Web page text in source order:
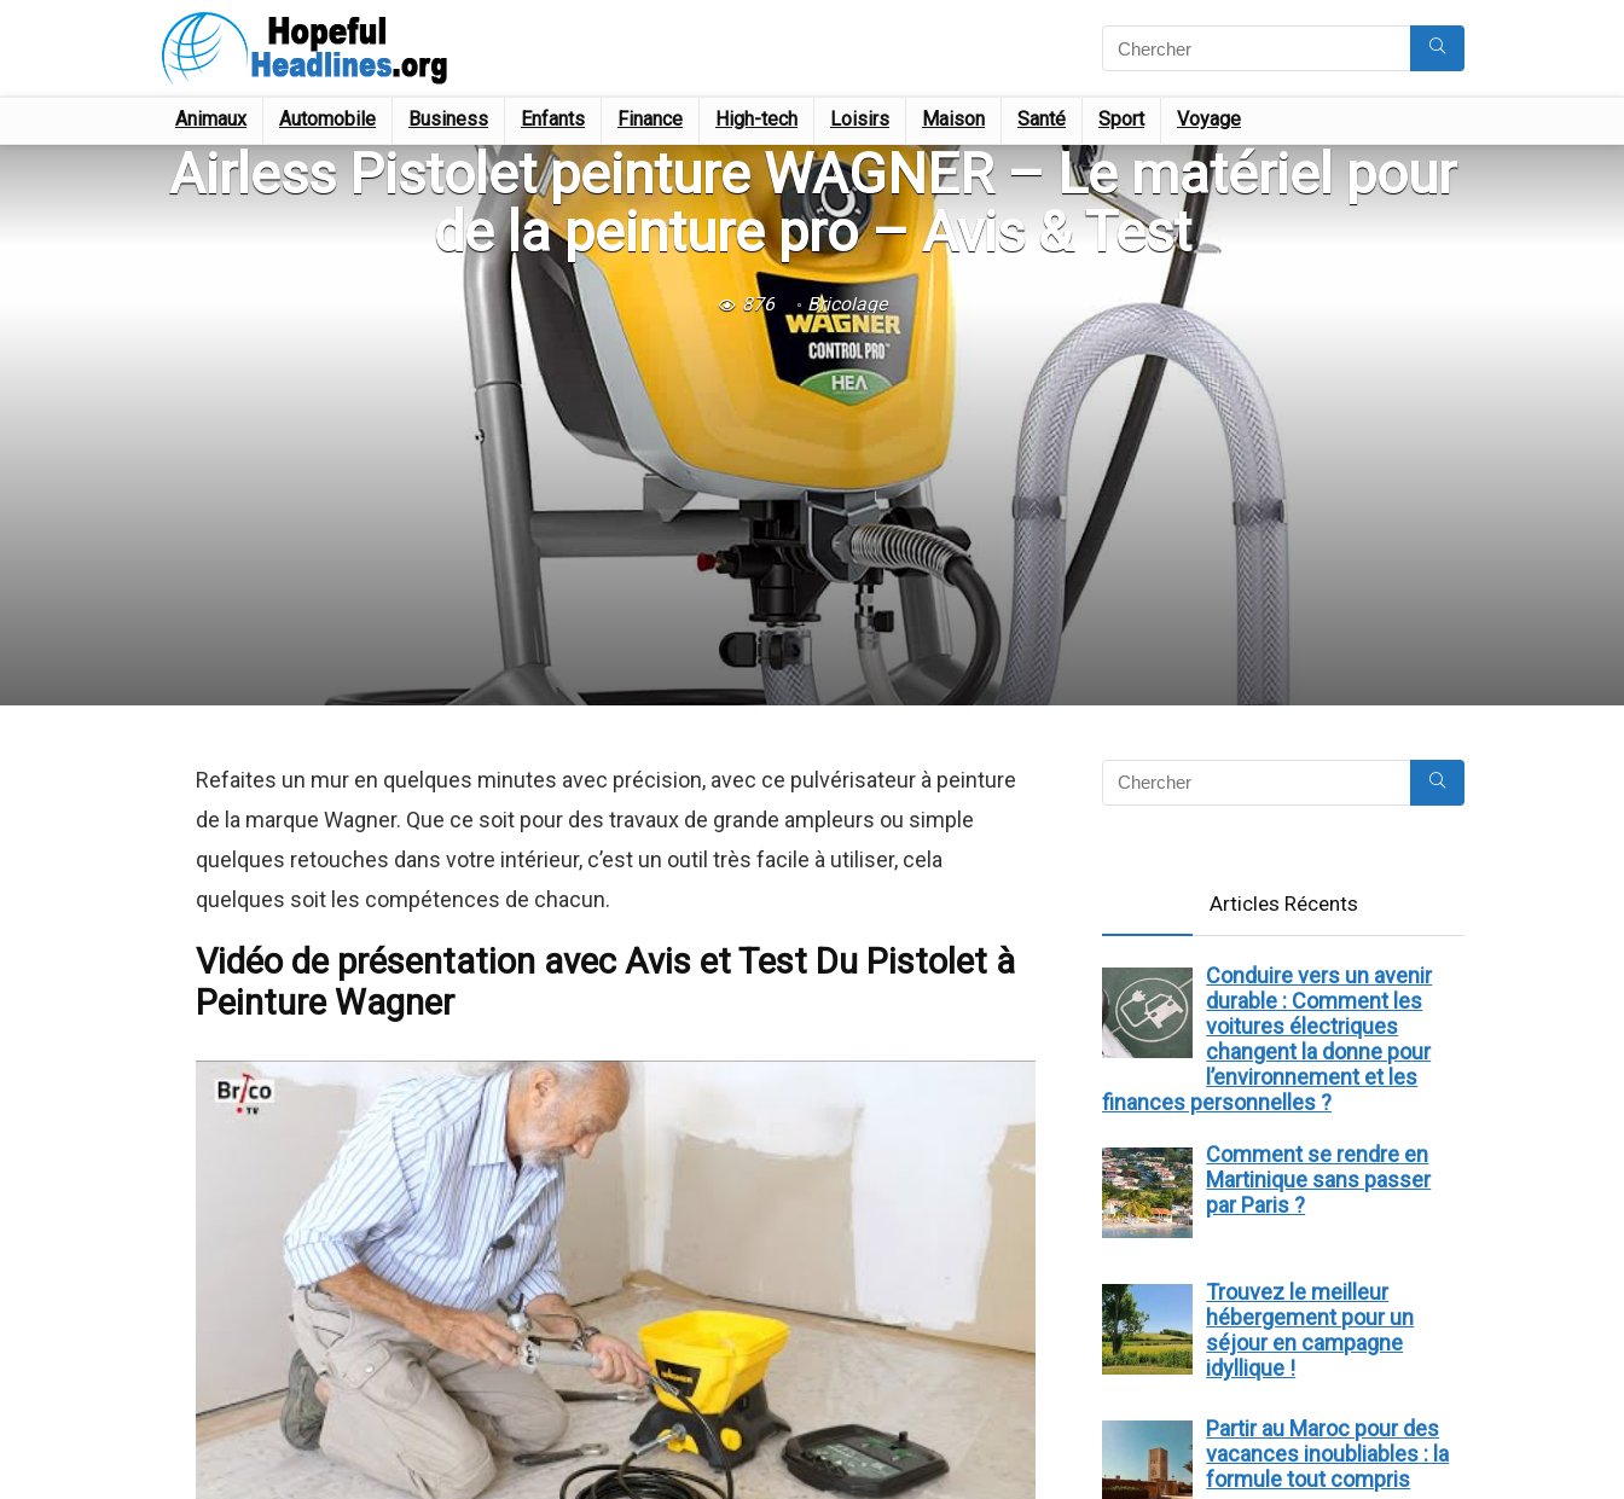
Animaux Automobile Business Enfants Finance High-tech Loisirs Maison Santé Sport Voyage
Airless Pistolet peinture WAGNER – Le matériel pour
de la peinture pro – Avis & Test
876 Bricolage
Refaites un mur en quelques minutes avec précision, avec ce pulvérisateur à peinture
de la marque Wagner. Que ce soit pour des travaux de grande ampleurs ou simple
quelques retouches dans votre intérieur, c’est un outil très facile à utiliser, cela
quelques soit les compétences de chacun.
Vidéo de présentation avec Avis et Test Du Pistolet à
Peinture Wagner
Articles Récents
Conduire vers un avenir
durable : Comment les
voitures électriques
changent la donne pour
l’environnement et les
finances personnelles ?
Comment se rendre en
Martinique sans passer
par Paris ?
Trouvez le meilleur
hébergement pour un
séjour en campagne
idyllique !
Partir au Maroc pour des
vacances inoubliables : la
formule tout compris